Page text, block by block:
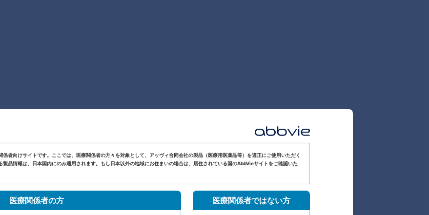
者向けサイトです。ここでは、医療関係者の方々を対象として、アッヴィ合同会社の製品（医療用医薬品等）を適正にご使用いただく
品情報は、日本国内にのみ適用されます。もし日本以外の地域にお住まいの場合は、居住されている国のAbbVieサイトをご確認いた
医療関係者の方 医療関係者ではない方